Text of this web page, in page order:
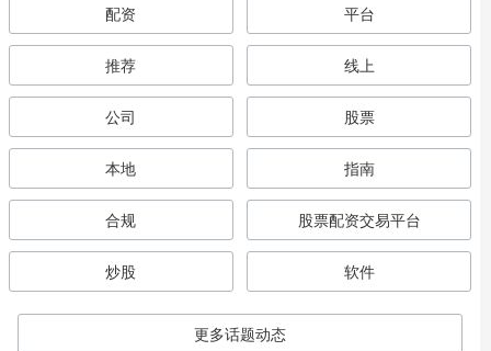
配资 平台
推荐 线上
公司 股票
本地 指南
合规 股票配资交易平台
炒股 软件
更多话题动态